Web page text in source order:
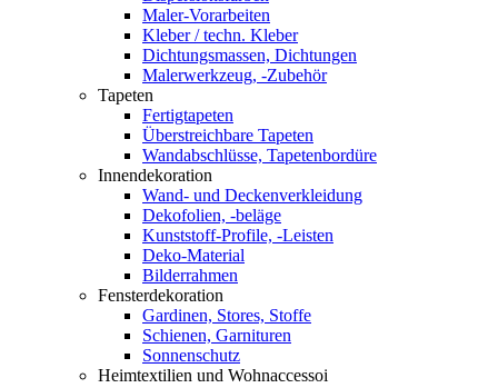
Maler-Vorarbeiten
Kleber / techn. Kleber
Dichtungsmassen, Dichtungen
Malerwerkzeug, -Zubehör
Tapeten
Fertigtapeten
Überstreichbare Tapeten
Wandabschlüsse, Tapetenbordüre
Innendekoration
Wand- und Deckenverkleidung
Dekofolien, -beläge
Kunststoff-Profile, -Leisten
Deko-Material
Bilderrahmen
Fensterdekoration
Gardinen, Stores, Stoffe
Schienen, Garnituren
Sonnenschutz
Heimtextilien und Wohnaccessoi